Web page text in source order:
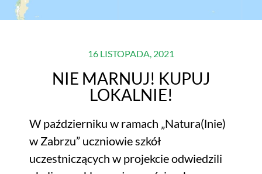
16 LISTOPADA, 2021
NIE MARNUJ! KUPUJ
LOKALNIE!
W październiku w ramach „Natura(lnie)
w Zabrzu” uczniowie szkół
uczestniczących w projekcie odwiedzili